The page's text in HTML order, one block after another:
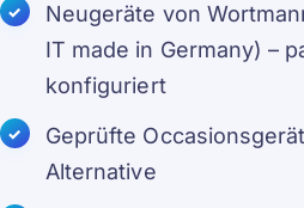
Neugeräte von
IT made in Germany) –
konfiguriert
Geprüfte
Alternative